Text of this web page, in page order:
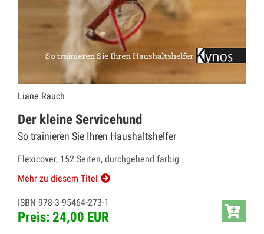
Liane Rauch
Der kleine Servicehund
So trainieren Sie Ihren Haushaltshelfer
Flexicover, 152 Seiten, durchgehend farbig
Mehr zu diesem Titel
ISBN 978-3-95464-273-1
Preis: 24,00 EUR